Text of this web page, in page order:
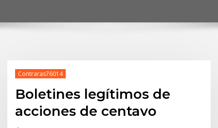
Contraras76014
Boletines legítimos de
acciones de centavo